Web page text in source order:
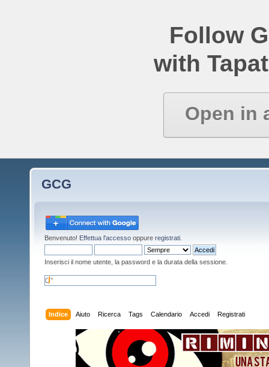
Follow
with
Open in
GCG
Benvenuto! Effettua l'accesso oppure registrati
Inserisci il nome utente, la password e la durata della sessione.
Indice Aiuto Ricerca Tags Calendario Accedi Registrati